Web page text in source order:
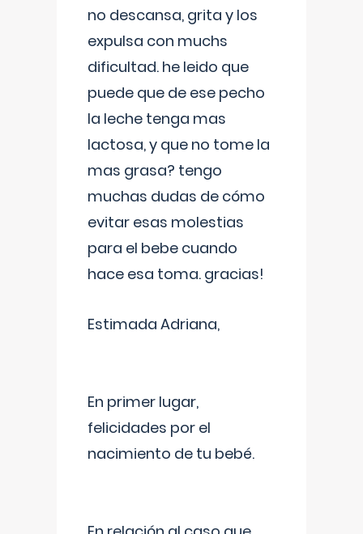
no descansa, grita y los
expulsa con muchs
dificultad. he leido que
puede que de ese pecho
la leche tenga mas
lactosa, y que no tome la
mas grasa? tengo
muchas dudas de cómo
evitar esas molestias
para el bebe cuando
hace esa toma. gracias!
Estimada Adriana,
En primer lugar,
felicidades por el
nacimiento de tu bebé.